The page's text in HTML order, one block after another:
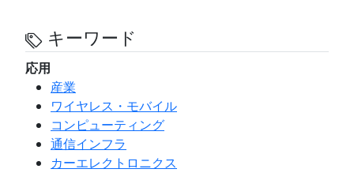
キーワード
応用
産業
ワイヤレス・モバイル
コンピューティング
通信インフラ
カーエレクトロニクス